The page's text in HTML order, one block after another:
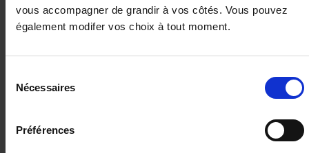
vous accompagner de grandir à vos côtés. Vous pouvez
également modifer vos choix à tout moment.
Nécessaires
Préférences
par mois TTC
1 loyer : 5700€
Assurance Emprunteur
En